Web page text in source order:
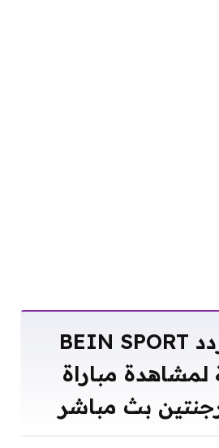
تحديث تردد BEIN SPORT
لمشاهدة مباراة
بث مباشر